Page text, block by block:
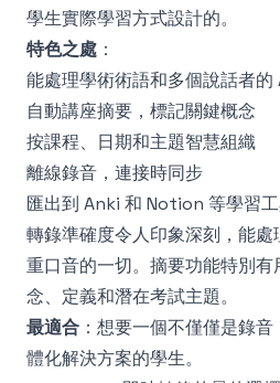
學生實際學習方式設計的。
特色之處 ：
能處理學術術語和多個說話者的
自動講座摘要，標記關鍵概念
按課程、日期和主題智慧組織
離線錄音，連接時同步
匯出到 Anki 和 Notion 等學習
轉錄準確度令人印象深刻，能
重口音的一切。摘要功能特別
念、定義和潛在考試主題。
最適合 ：想要一個不僅僅是錄
體化解決方案的學生。